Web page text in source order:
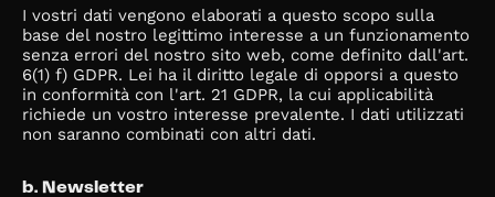
I vostri dati vengono elaborati a questo scopo sulla
base del nostro legittimo interesse a un funzionamento
senza errori del nostro sito web, come definito dall'art.
6(1) f) GDPR. Lei ha il diritto legale di opporsi a questo
in conformità con l'art. 21 GDPR, la cui applicabilità
richiede un vostro interesse prevalente. I dati utilizzati
non saranno combinati con altri dati.
b. Newsletter